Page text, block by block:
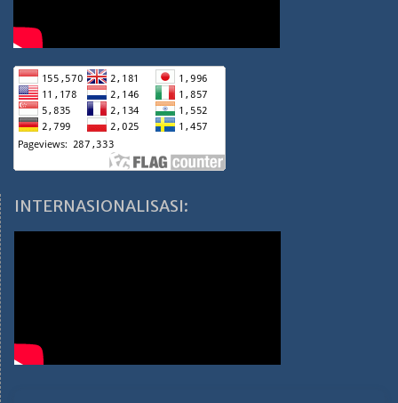
INTERNASIONALISASI: